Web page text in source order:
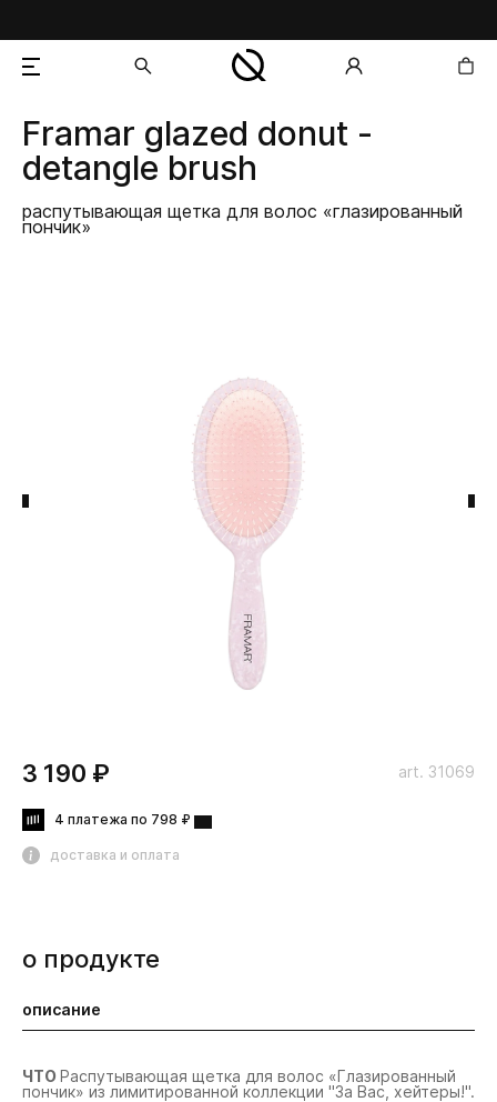
добавлен в корзину
Framar glazed donut -
detangle brush
распутывающая щетка для волос «глазированный
пончик»
art. 31069
3 190 ₽
4 платежа по 798 ₽
доставка и оплата
о продукте
описание
ЧТО Распутывающая щетка для волос «Глазированный
пончик» из лимитированной коллекции "За Вас, хейтеры!".